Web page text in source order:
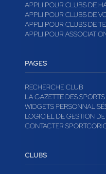
APPLI POUR CLUBS DE
APPLI POUR CLUBS DE
APPLI POUR CLUBS DE
APPLI POUR
PAGES
RECHERCHE CLUB
LA GAZETTE DES SPORTS
WIDGETS
LOGICIEL DE GESTION
CONTACTER
CLUBS